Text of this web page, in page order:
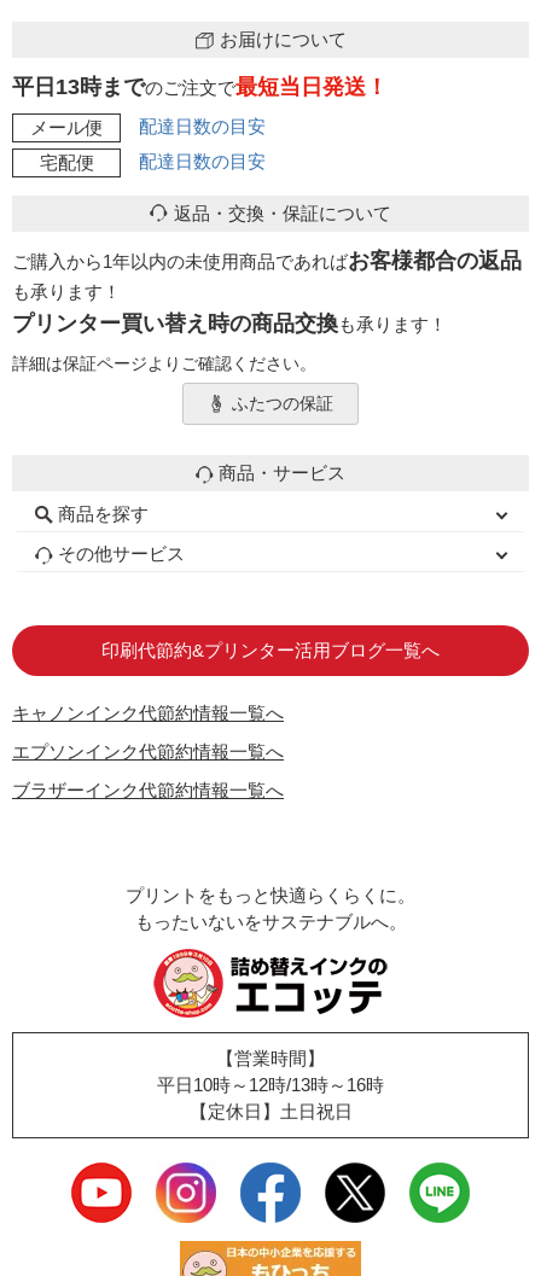
お届けについて
平日13時までのご注文で最短当日発送！
メール便
配達日数の目安
宅配便
配達日数の目安
返品・交換・保証について
ご購入から1年以内の未使用商品であればお客様都合の返品
も承ります！
プリンター買い替え時の商品交換も承ります！
詳細は保証ページよりご確認ください。
ふたつの保証
商品・サービス
商品を探す
初心者用セット
キャノンインク
エプソンインク
ブラザーインク
詰め替えインク
互換インクボトル
互換インクカートリッジ
再生インクカートリッジ
トナーカートリッジ
その他サービス
印刷代節約&プリンター活用ブログ一覧へ
キャノンインク代節約情報一覧へ
エプソンインク代節約情報一覧へ
ブラザーインク代節約情報一覧へ
プリントをもっと快適らくらくに。
もったいないをサステナブルへ。
【営業時間】
平日10時～12時/13時～16時
【定休日】土日祝日